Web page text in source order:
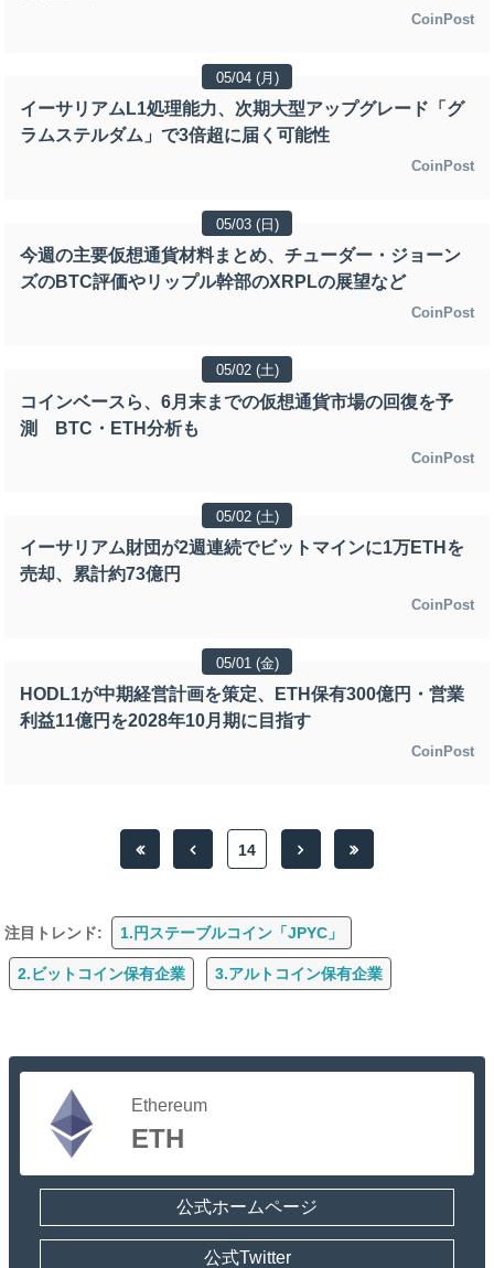
CoinPost
05/04 (月)
イーサリアムL1処理能力、次期大型アップグレード「グ
ラムステルダム」で3倍超に届く可能性
CoinPost
05/03 (日)
今週の主要仮想通貨材料まとめ、チューダー・ジョーン
ズのBTC評価やリップル幹部のXRPLの展望など
CoinPost
05/02 (土)
コインベースら、6月末までの仮想通貨市場の回復を予
測 BTC・ETH分析も
CoinPost
05/02 (土)
イーサリアム財団が2週連続でビットマインに1万ETHを
売却、累計約73億円
CoinPost
05/01 (金)
HODL1が中期経営計画を策定、ETH保有300億円・営業
利益11億円を2028年10月期に目指す
CoinPost
14
注目トレンド: 1.円ステーブルコイン「JPYC」
2.ビットコイン保有企業 3.アルトコイン保有企業
Ethereum
ETH
公式ホームページ
公式Twitter